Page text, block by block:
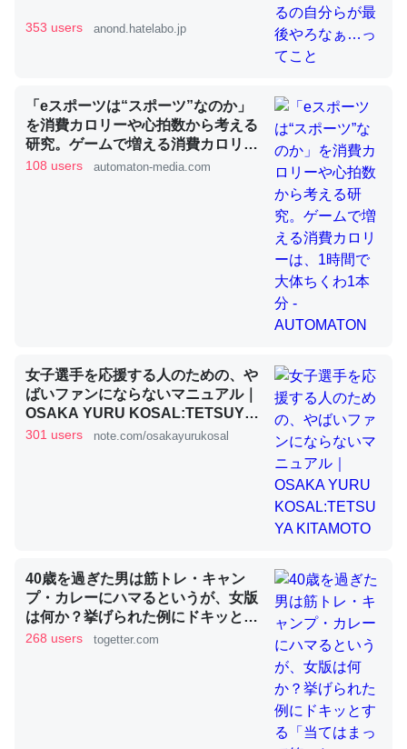
昆虫ってカルシウム少ないのか。知らんかった。調べたら
コオロギのカルシウム分はエビの600分の1程度。
論文では「淡水はカルシウムも酸素も不足してて両方に不
利だから両方が拮抗してるのでは」とあって面白い。海に
いる鋏角類（カブトガニ・ウミグモ）はカルシウムを使わ
ずキチンを強化してる筈だが、酵素が違うのか？
─ニュース :: 【研究発表】昆虫学の大問題＝「昆虫はなぜ海にいな
これを元に考えるとカルシウムを大量に使う脊椎動物と貝
類は苦労してるんだな…。腹足類だと殻を無くしてナメク
─ニュース :: 【研究発表】昆虫学の大問題＝「昆虫はなぜ海にいな
ウチもEchoを実家に置いて４年。でたまに覗いてる。ぼ
ちぼちRingも置こうかと画策中。あと、Googleマップで
位置情報を共有してる。電池残量や充電中かが分かるので
─たまにLINEするくらいだった遠方の父67歳と僕。ITツール導入で
コミュニケーションが劇的に変化した｜tayorini by LIFULL介護
353 users anond.hatelabo.jp
「eスポーツは“スポーツ”なのか」
を消費カロリーや心拍数から考える
研究。ゲームで増える消費カロリー
は、1時間で大体ちくわ1本分 -
108 users automaton-media.com
女子選手を応援する人のための、や
ばいファンにならないマニュアル｜
OSAKA YURU KOSAL:TETSUYA
KITAMOTO
301 users note.com/osakayurukosal
40歳を過ぎた男は筋トレ・キャン
プ・カレーにハマるというが、女版
は何か？挙げられた例にドキッとす
る「当てはまって笑った」
268 users togetter.com